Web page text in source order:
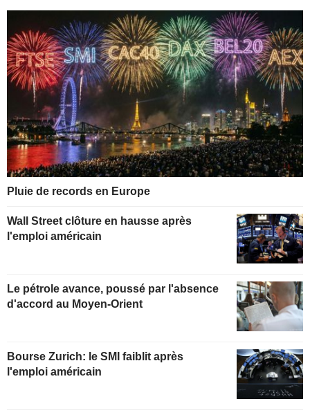
Pluie de records en Europe
Wall Street clôture en hausse après
l'emploi américain
Le pétrole avance, poussé par l'absence
d'accord au Moyen-Orient
Bourse Zurich: le SMI faiblit après
l'emploi américain